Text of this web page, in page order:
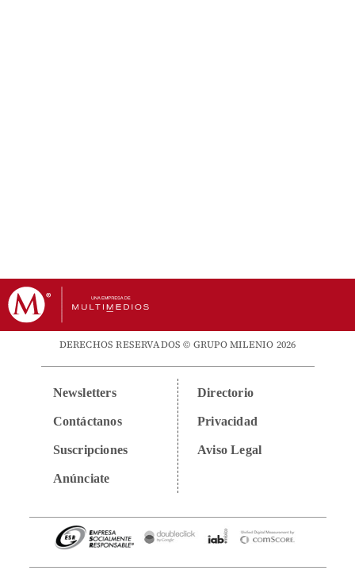
DERECHOS RESERVADOS © GRUPO MILENIO 2026
Newsletters
Contáctanos
Suscripciones
Anúnciate
Directorio
Privacidad
Aviso Legal